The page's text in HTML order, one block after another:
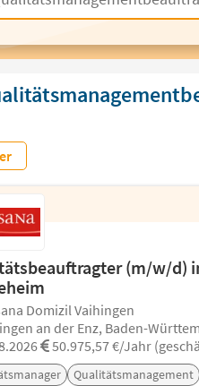
(m/w/d)
Domizil Vaihingen
an der Enz, Baden-
50.975,57 €/Jahr
Qualitätsmanagement